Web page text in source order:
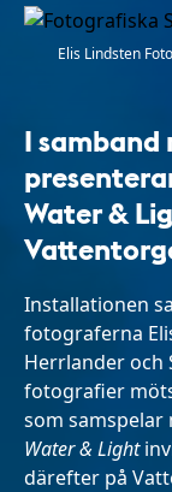
Elis Lindsten
I samband
Water &
Installationen
fotograferna
Herrlander och
fotografier
som samspelar
Water & Light
därefter på